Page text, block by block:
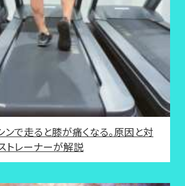
ンで走ると膝が痛くなる。原因と対
トレーナーが解説